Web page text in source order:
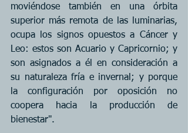
moviéndose también en una órbita
superior más remota de las luminarias,
ocupa los signos opuestos a Cáncer y
Leo: estos son Acuario y Capricornio; y
son asignados a él en consideración a
su naturaleza fría e invernal; y porque
la configuración por oposición no
coopera hacia la producción de
bienestar".